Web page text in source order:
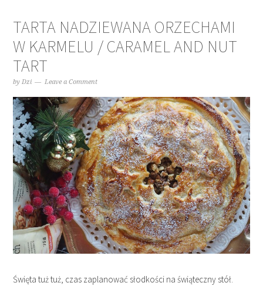
TARTA NADZIEWANA ORZECHAMI
W KARMELU / CARAMEL AND NUT
TART
byDzi Leave a Comment
Święta tuż tuż, czas zaplanować słodkości na świąteczny stół.